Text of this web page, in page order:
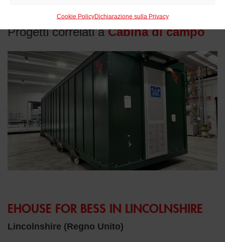
Cookie PolicyDichiarazione sulla Privacy
Progetti correlati aCabina di campo
EHOUSE FOR BESS IN LINCOLNSHIRE
Lincolnshire (Regno Unito)